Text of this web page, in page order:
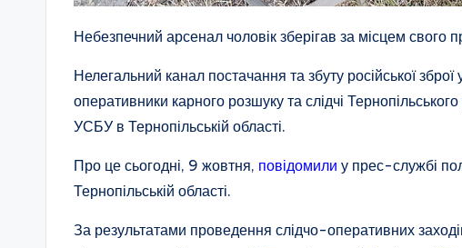
Небезпечний арсенал чоловік зберігав за місцем
Нелегальний канал постачання та збуту російської зброї
оперативники карного розшуку та слідчі
УСБУ в Тернопільській області.
Про це сьогодні, 9 жовтня, повідомили у прес-службі
Тернопільській області.
За результатами проведення слідчо-оперативних